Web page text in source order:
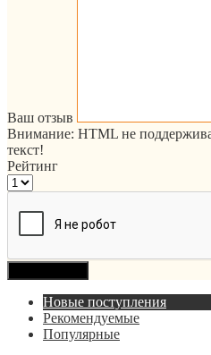
Ваш отзыв
Внимание: HTML не
текст!
Рейтинг
Новые поступления
Рекомендуемые
Популярные